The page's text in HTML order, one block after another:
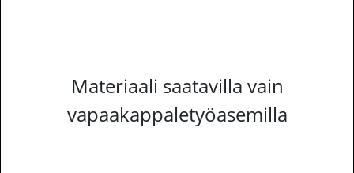
Materiaali saatavilla vain
vapaakappaletyöasemilla